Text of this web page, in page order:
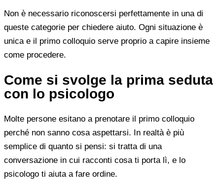
Non è necessario riconoscersi perfettamente in una di
queste categorie per chiedere aiuto. Ogni situazione è
unica e il primo colloquio serve proprio a capire insieme
come procedere.
Come si svolge la prima seduta
con lo psicologo
Molte persone esitano a prenotare il primo colloquio
perché non sanno cosa aspettarsi. In realtà è più
semplice di quanto si pensi: si tratta di una
conversazione in cui racconti cosa ti porta lì, e lo
psicologo ti aiuta a fare ordine.